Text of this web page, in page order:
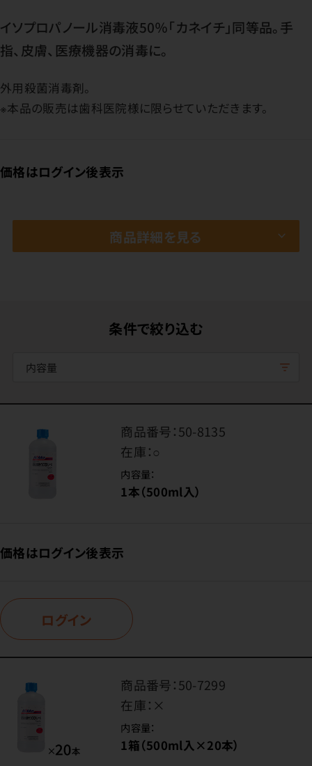
イソプロパノール消毒液50％「カネイチ」同等品。手
指、皮膚、医療機器の消毒に。
外用殺菌消毒剤。
※本品の販売は歯科医院様に限らせていただきます。
価格はログイン後表示
商品詳細を見る
条件で絞り込む
内容量
商品番号：50-8135
在庫：○
内容量：
1本（500ml入）
価格はログイン後表示
ログイン
商品番号：50-7299
在庫： ×
内容量：
1箱（500ml入×20本）